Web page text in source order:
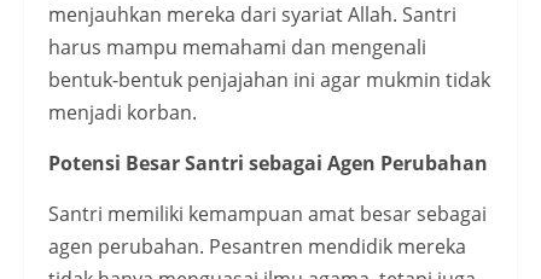
menjauhkan mereka dari syariat Allah. Santri
harus mampu memahami dan mengenali
bentuk-bentuk penjajahan ini agar mukmin tidak
menjadi korban.
Potensi Besar Santri sebagai Agen Perubahan
Santri memiliki kemampuan amat besar sebagai
agen perubahan. Pesantren mendidik mereka